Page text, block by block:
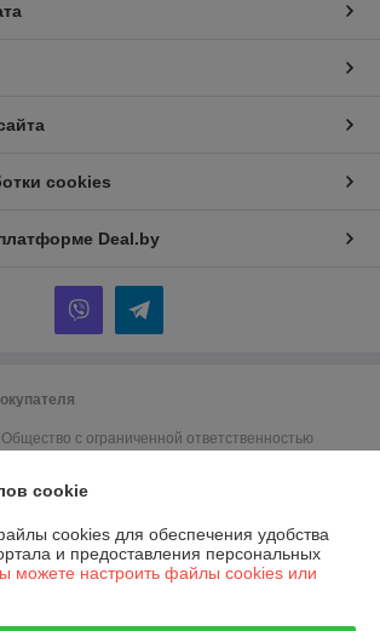
cookies
Deal.by
Общество с ограниченной ответственностью
Администрация Первомайского района г.
cookie
cookies для обеспечения удобства
и предоставления персональных
можете настроить файлы cookies или